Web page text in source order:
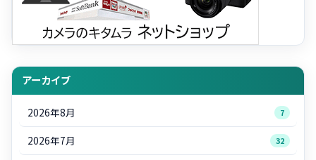
アーカイブ
2026年8月 7
2026年7月 32